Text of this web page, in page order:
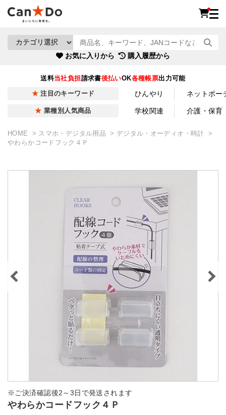
お気に入りから 購入履歴から
送料当社負担請求書後払いOK各種帳票出力可能
注目のキーワード ひんやり ネットポー
業種別人気商品 学校関連 介護・保育
HOME スマホ・デジタル用品
デジタル・オーディオ・時計
やわらかコードフック４Ｐ
※ご決済確認後2～3日で発送されます
やわらかコードフック４Ｐ